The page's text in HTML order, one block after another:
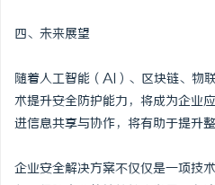
四、未来展望
随着人工智能（AI）、区块链、物
术提升安全防护能力，将成为企业
进信息共享与协作，将有助于提升整
企业安全解决方案不仅仅是一项技